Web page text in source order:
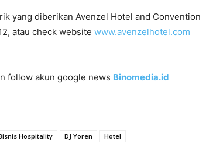
yang diberikan Avenzel Hotel and Convention
atau check website www.avenzelhotel.com
follow akun google news Binomedia.id
Hospitality DJ Yoren Hotel